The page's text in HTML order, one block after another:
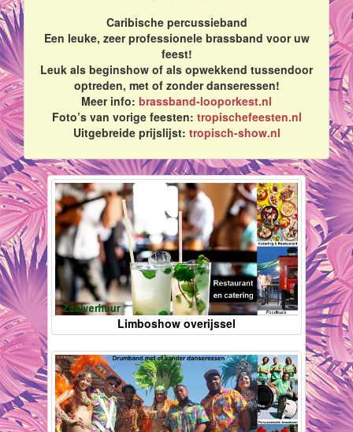
Caribische percussieband
Een leuke, zeer professionele brassband voor uw
feest!
Leuk als beginshow of als opwekkend tussendoor
optreden, met of zonder danseressen!
Meer info: brassband-looporkest.nl
Foto’s van vorige feesten: tropischefeesten.nl
Uitgebreide prijslijst: tropisch-show.nl
Limboshow overijssel